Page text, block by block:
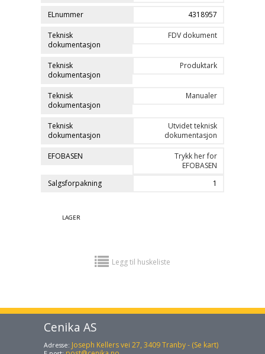
ELnummer 4318957
Teknisk
dokumentasjon
FDV dokument
Teknisk
dokumentasjon
Produktark
Teknisk
dokumentasjon
Manualer
Teknisk
dokumentasjon
Utvidet teknisk
dokumentasjon
EFOBASEN
Trykk her for
EFOBASEN
Salgsforpakning
1
LAGER
Legg til huskeliste
Cenika AS
Adresse: Joseph Kellers vei 27, 3409 Tranby - (Se kart)